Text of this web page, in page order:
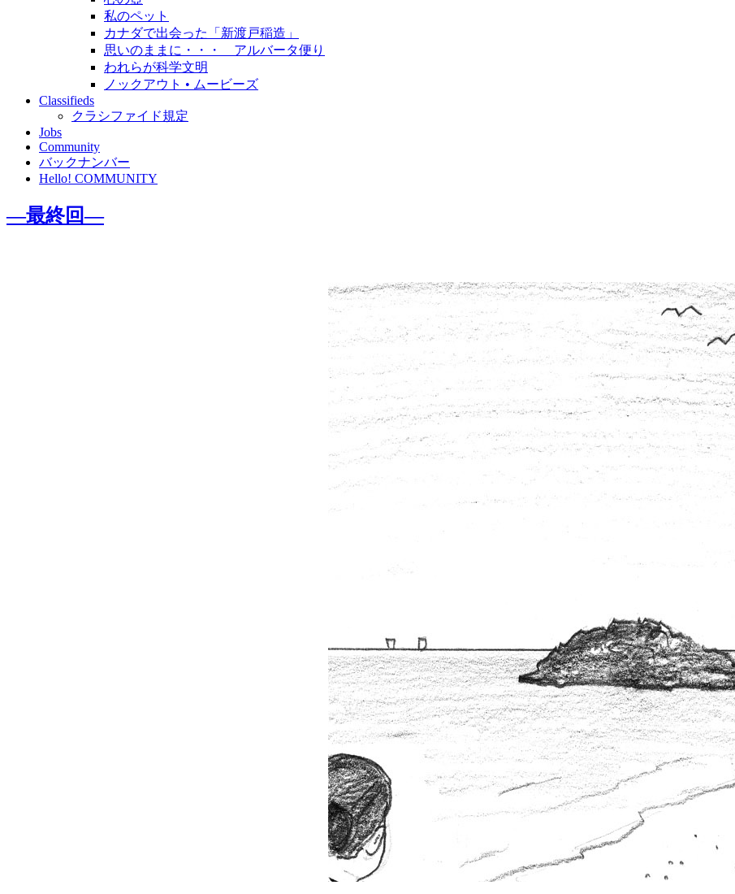
私のペット
カナダで出会った「新渡戸稲造」
思いのままに・・・ アルバータ便り
われらが科学文明
ノックアウト • ムービーズ
Classifieds
クラシファイド規定
Jobs
Community
バックナンバー
Hello! COMMUNITY
―最終回―